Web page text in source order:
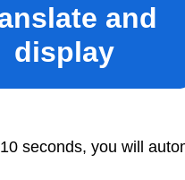
and
display
seconds, you will